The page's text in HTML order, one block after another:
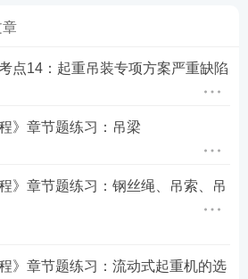
章
点14：起重吊装专项方案严重缺陷
》章节题练习：吊梁
》章节题练习：钢丝绳、吊索、吊
》章节题练习：流动式起重机的选